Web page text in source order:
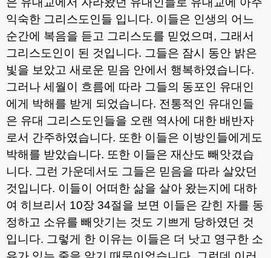
익숙한 그리스도인들 입니다. 이들은 인생의 어느
순간에 복음을 듣고 그리스도를 믿었으며 , 그래서
그리스도인이 된 것입니다. 그들은 잠시 동안 밝은
빛을 보았고 새로운 믿음 안에서 행복하였습니다.
그러나 세월이 흐름에 따라 그들의 동포인 유대인
에게 박해를 받게 되었습니다. 전통적인 유대인들
은 유대 그리스도인들을 오랜 역사에 대한 배반자
로서 간주하였습니다. 또한 이들은 이방인들에게도
박해를 받았습니다. 또한 이들은 재산도 빼앗겼습
니다. 그런 가운데서도 그들은 믿음을 따라 살았던
것입니다. 이들이 어떠한 삶을 살아 왔는지에 대하
여 히브리서 10장 34절을 보면 이들은 갇힌 자를 동
정하고 소유를 빼앗기는 것도 기쁘게 당하였던 것
입니다. 그렇게 한 이유는 이들은 더 낫고 영구한 소